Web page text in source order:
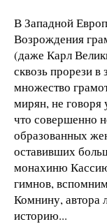
В Западной
Возрождения
(даже Карл
сквозь прорези
множество
мирян, не
что совершенно
образованных
оставивших
монахиню
гимнов,
Комнину, автора
историю...